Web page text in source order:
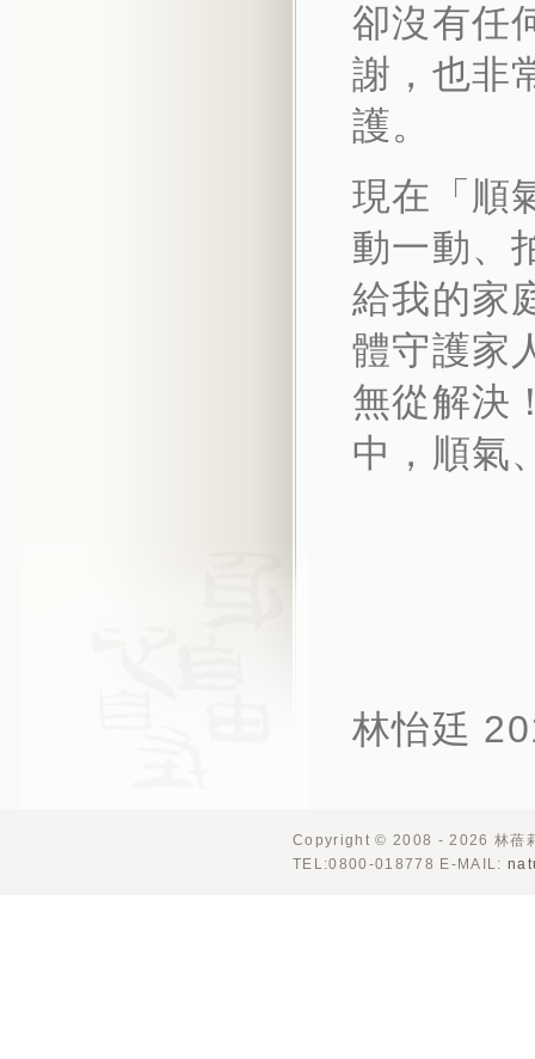
卻沒有任
謝，也非
護。
現在「順
動一動、
給我的家
體守護家
無從解決
中，順氣
林怡廷
Copyright © 2008 - 2026 林
TEL:0800-018778 E-MAIL: